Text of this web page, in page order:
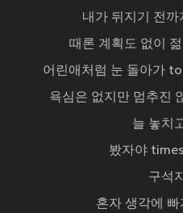
내가 뒤지기 전
때론 계획도 없이
어린애처럼 눈 돌아가
욕심은 없지만 멈추진
늘 놓치
봤자야
구석
혼자 생각에